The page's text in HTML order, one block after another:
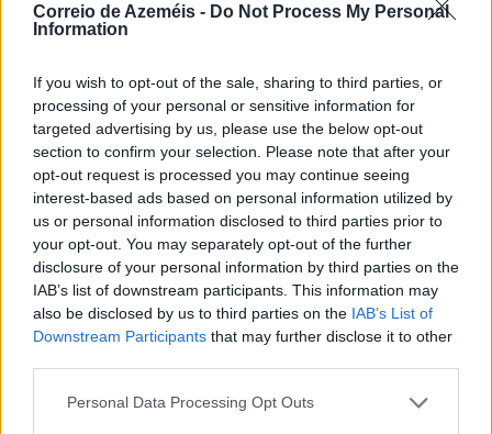
Correio de Azeméis - Do Not Process My Personal
Information
If you wish to opt-out of the sale, sharing to third parties, or
processing of your personal or sensitive information for
targeted advertising by us, please use the below opt-out
section to confirm your selection. Please note that after your
opt-out request is processed you may continue seeing
interest-based ads based on personal information utilized by
us or personal information disclosed to third parties prior to
your opt-out. You may separately opt-out of the further
disclosure of your personal information by third parties on the
IAB’s list of downstream participants. This information may
also be disclosed by us to third parties on the IAB’s List of
Downstream Participants that may further disclose it to other
Personal Data Processing Opt Outs
A chaga da burocracia: Claro que há
solução!
5/03/2026